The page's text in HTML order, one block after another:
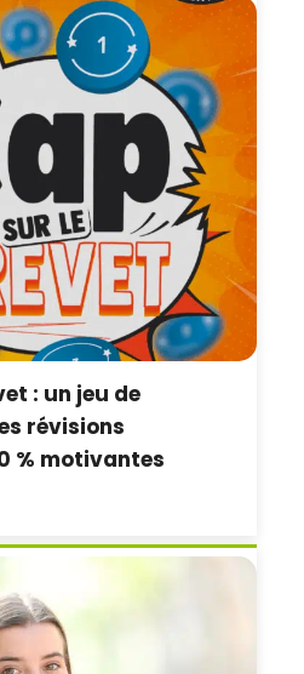
: un jeu de
révisions
% motivantes